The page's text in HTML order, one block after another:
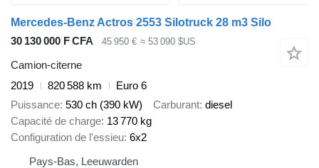
Mercedes-Benz Actros 2553 Silotruck 28 m3 Silo
30 130 000 F CFA
45 950 € ≈ 53 090 $US
Camion-citerne
2019
820 588 km
Euro 6
Puissance 530 ch (390 kW) Carburant diesel
Capacité de charge 13 770 kg
Configuration de l'essieu 6x2
Pays-Bas, Leeuwarden